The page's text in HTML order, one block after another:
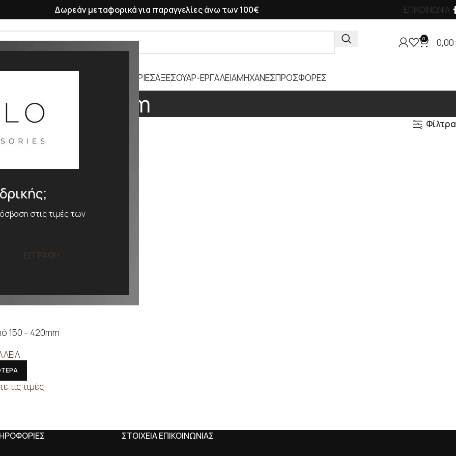
στις τιμές των
ΕΓΓΡΑΦΗ
Δωρεάν μεταφορικά για παραγγελίες άνω των 100€ ΕΠΙΚΟΙΝΩΝΙΑ
0 0,00
ΜΠΑΤΑΡΙΕΣΑΞΕΣΟΥΑΡ-ΕΡΓΑΛΕΙΑΜΗΧΑΝΕΣΠΡΟΣΦΟΡΕΣ
214mm
214mm Φίλτρα
150 – 420mm
τις τιμές
ΣΤΟΙΧΕΙΑ ΕΠΙΚΟΙΝΩΝΙΑΣ